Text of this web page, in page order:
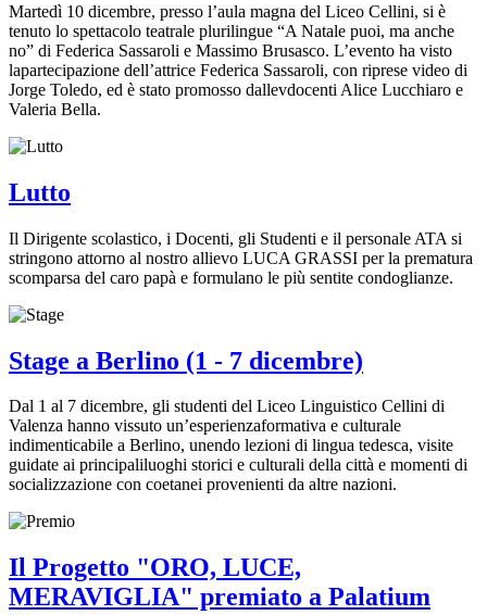
Martedì 10 dicembre, presso l’aula magna del Liceo Cellini, si è
tenuto lo spettacolo teatrale plurilingue “A Natale puoi, ma anche
no” di Federica Sassaroli e Massimo Brusasco. L’evento ha visto
lapartecipazione dell’attrice Federica Sassaroli, con riprese video di
Jorge Toledo, ed è stato promosso dallevdocenti Alice Lucchiaro e
Valeria Bella.
Lutto
Il Dirigente scolastico, i Docenti, gli Studenti e il personale ATA si
stringono attorno al nostro allievo LUCA GRASSI per la prematura
scomparsa del caro papà e formulano le più sentite condoglianze.
Stage a Berlino (1 - 7 dicembre)
Dal 1 al 7 dicembre, gli studenti del Liceo Linguistico Cellini di
Valenza hanno vissuto un’esperienzaformativa e culturale
indimenticabile a Berlino, unendo lezioni di lingua tedesca, visite
guidate ai principaliluoghi storici e culturali della città e momenti di
socializzazione con coetanei provenienti da altre nazioni.
Il Progetto "ORO, LUCE,
MERAVIGLIA" premiato a Palatium